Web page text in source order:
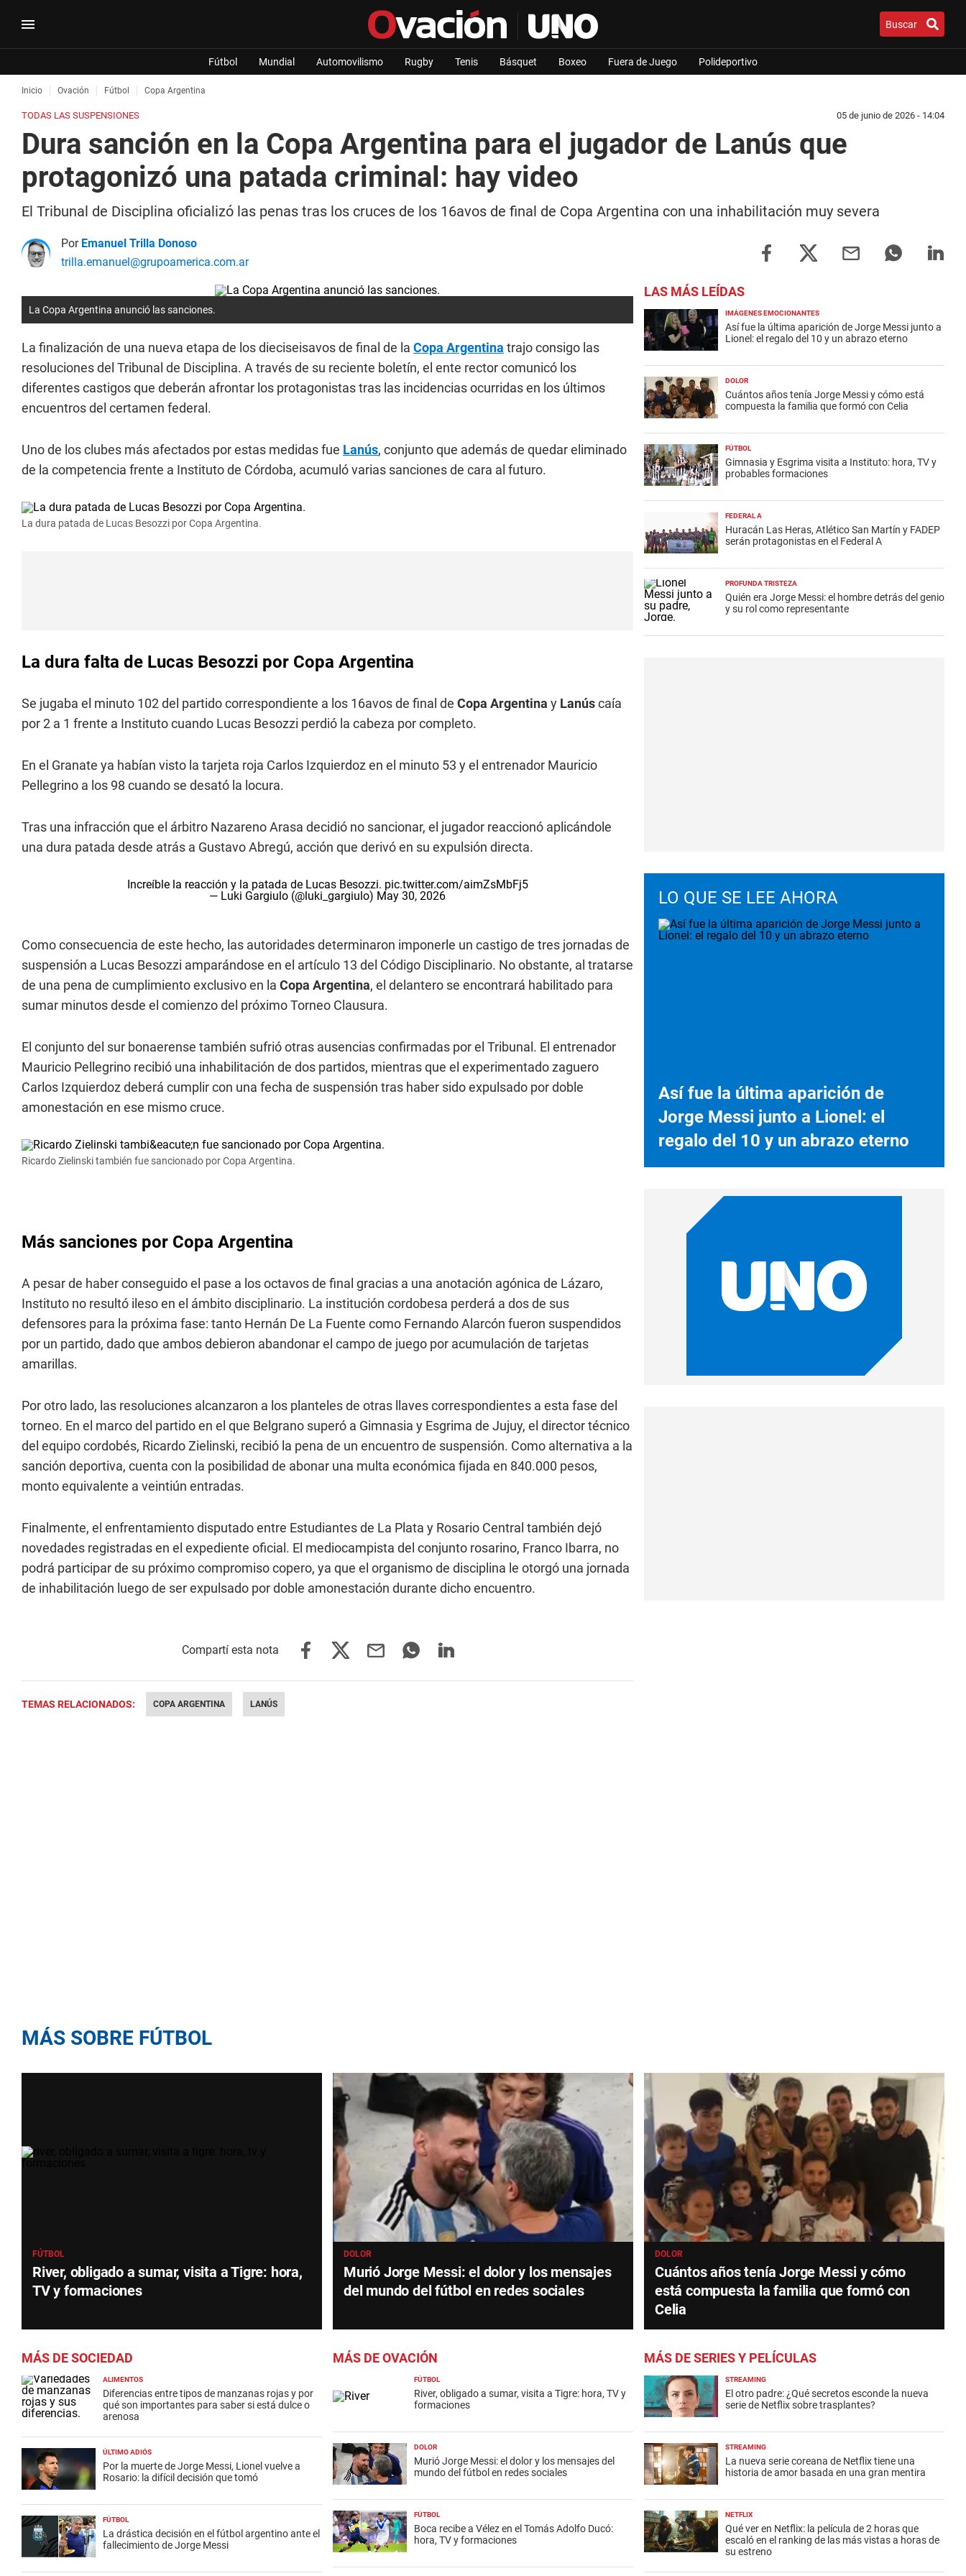
Buscar
Fútbol Mundial Automovilismo Rugby Tenis Básquet Boxeo Fuera de Juego Polideportivo
Inicio Ovación Fútbol Copa Argentina
TODAS LAS SUSPENSIONES 05 de junio de 2026 - 14:04
Dura sanción en la Copa Argentina para el jugador de Lanús que
protagonizó una patada criminal: hay video
El Tribunal de Disciplina oficializó las penas tras los cruces de los 16avos de final de Copa Argentina con una inhabilitación muy severa
Por Emanuel Trilla Donoso
trilla.emanuel@grupoamerica.com.ar
La Copa Argentina anunció las sanciones.
La finalización de una nueva etapa de los dieciseisavos de final de la Copa Argentina trajo consigo las
resoluciones del Tribunal de Disciplina. A través de su reciente boletín, el ente rector comunicó los
diferentes castigos que deberán afrontar los protagonistas tras las incidencias ocurridas en los últimos
encuentros del certamen federal.
Uno de los clubes más afectados por estas medidas fue Lanús, conjunto que además de quedar eliminado
de la competencia frente a Instituto de Córdoba, acumuló varias sanciones de cara al futuro.
La dura patada de Lucas Besozzi por Copa Argentina.
La dura falta de Lucas Besozzi por Copa Argentina
Se jugaba el minuto 102 del partido correspondiente a los 16avos de final de Copa Argentina y Lanúscaía
por 2 a 1 frente a Instituto cuando Lucas Besozzi perdió la cabeza por completo.
En el Granate ya habían visto la tarjeta roja Carlos Izquierdoz en el minuto 53 y el entrenador Mauricio
Pellegrino a los 98 cuando se desató la locura.
Tras una infracción que el árbitro Nazareno Arasa decidió no sancionar, el jugador reaccionó aplicándole
una dura patada desde atrás a Gustavo Abregú, acción que derivó en su expulsión directa.
Increíble la reacción y la patada de Lucas Besozzi. pic.twitter.com/aimZsMbFj5
— Luki Gargiulo (@luki_gargiulo) May 30, 2026
Como consecuencia de este hecho, las autoridades determinaron imponerle un castigo de tres jornadas de
suspensión a Lucas Besozzi amparándose en el artículo 13 del Código Disciplinario. No obstante, al tratarse
de una pena de cumplimiento exclusivo en la Copa Argentina, el delantero se encontrará habilitado para
sumar minutos desde el comienzo del próximo Torneo Clausura.
El conjunto del sur bonaerense también sufrió otras ausencias confirmadas por el Tribunal. El entrenador
Mauricio Pellegrino recibió una inhabilitación de dos partidos, mientras que el experimentado zaguero
Carlos Izquierdoz deberá cumplir con una fecha de suspensión tras haber sido expulsado por doble
amonestación en ese mismo cruce.
Ricardo Zielinski también fue sancionado por Copa Argentina.
Más sanciones por Copa Argentina
A pesar de haber conseguido el pase a los octavos de final gracias a una anotación agónica de Lázaro,
Instituto no resultó ileso en el ámbito disciplinario. La institución cordobesa perderá a dos de sus
defensores para la próxima fase: tanto Hernán De La Fuente como Fernando Alarcón fueron suspendidos
por un partido, dado que ambos debieron abandonar el campo de juego por acumulación de tarjetas
amarillas.
Por otro lado, las resoluciones alcanzaron a los planteles de otras llaves correspondientes a esta fase del
torneo. En el marco del partido en el que Belgrano superó a Gimnasia y Esgrima de Jujuy, el director técnico
del equipo cordobés, Ricardo Zielinski, recibió la pena de un encuentro de suspensión. Como alternativa a la
sanción deportiva, cuenta con la posibilidad de abonar una multa económica fijada en 840.000 pesos,
monto equivalente a veintiún entradas.
Finalmente, el enfrentamiento disputado entre Estudiantes de La Plata y Rosario Central también dejó
novedades registradas en el expediente oficial. El mediocampista del conjunto rosarino, Franco Ibarra, no
podrá participar de su próximo compromiso copero, ya que el organismo de disciplina le otorgó una jornada
de inhabilitación luego de ser expulsado por doble amonestación durante dicho encuentro.
TEMAS RELACIONADOS: COPA ARGENTINA LANÚS
LAS MÁS LEÍDAS
IMÁGENES EMOCIONANTES
Así fue la última aparición de Jorge Messi junto a
Lionel: el regalo del 10 y un abrazo eterno
DOLOR
Cuántos años tenía Jorge Messi y cómo está
compuesta la familia que formó con Celia
FÚTBOL
Gimnasia y Esgrima visita a Instituto: hora, TV y
probables formaciones
FEDERAL A
Huracán Las Heras, Atlético San Martín y FADEP
serán protagonistas en el Federal A
PROFUNDA TRISTEZA
Quién era Jorge Messi: el hombre detrás del genio
y su rol como representante
LO QUE SE LEE AHORA
Así fue la última aparición de
Jorge Messi junto a Lionel: el
regalo del 10 y un abrazo eterno
MÁS SOBRE FÚTBOL
FÚTBOL
River, obligado a sumar, visita a Tigre: hora,
TV y formaciones
DOLOR
Murió Jorge Messi: el dolor y los mensajes
del mundo del fútbol en redes sociales
DOLOR
Cuántos años tenía Jorge Messi y cómo
está compuesta la familia que formó con
Celia
MÁS DE SOCIEDAD
ALIMENTOS
Diferencias entre tipos de manzanas rojas y por
qué son importantes para saber si está dulce o
arenosa
ÚLTIMO ADIÓS
Por la muerte de Jorge Messi, Lionel vuelve a
Rosario: la difícil decisión que tomó
FÚTBOL
La drástica decisión en el fútbol argentino ante el
fallecimiento de Jorge Messi
MÁS DE OVACIÓN
FÚTBOL
River, obligado a sumar, visita a Tigre: hora, TV y
formaciones
DOLOR
Murió Jorge Messi: el dolor y los mensajes del
mundo del fútbol en redes sociales
FÚTBOL
Boca recibe a Vélez en el Tomás Adolfo Ducó:
hora, TV y formaciones
MÁS DE SERIES Y PELÍCULAS
STREAMING
El otro padre: ¿Qué secretos esconde la nueva
serie de Netflix sobre trasplantes?
STREAMING
La nueva serie coreana de Netflix tiene una
historia de amor basada en una gran mentira
NETFLIX
Qué ver en Netflix: la película de 2 horas que
escaló en el ranking de las más vistas a horas de
su estreno